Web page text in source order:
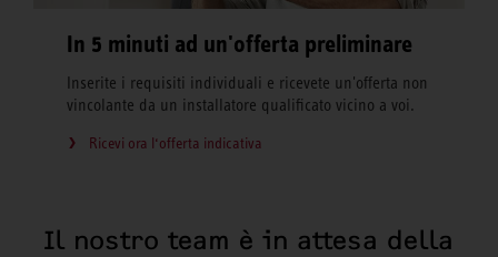
In 5 minuti ad un'offerta preliminare
Inserite i requisiti individuali e ricevete un'offerta non
vincolante da un installatore qualificato vicino a voi.
Ricevi ora l‘offerta indicativa
Il nostro team è in attesa della